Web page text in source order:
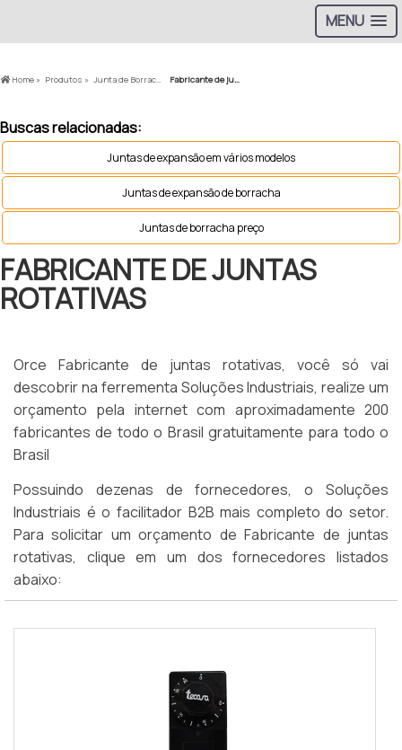
MENU
Home » Produtos » Junta de Borracha » Fabricante de juntas rotativas
Buscas relacionadas:
Juntas de expansão em vários modelos
Juntas de expansão de borracha
Juntas de borracha preço
FABRICANTE DE JUNTAS
ROTATIVAS
Orce Fabricante de juntas rotativas, você só vai
descobrir na ferrementa Soluções Industriais, realize um
orçamento pela internet com aproximadamente 200
fabricantes de todo o Brasil gratuitamente para todo o
Brasil
Possuindo dezenas de fornecedores, o Soluções
Industriais é o facilitador B2B mais completo do setor.
Para solicitar um orçamento de Fabricante de juntas
rotativas, clique em um dos fornecedores listados
abaixo: